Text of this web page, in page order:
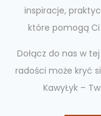
inspiracje,
które pomogą Ci
Dołącz do nas w
radości może kryć
KawyŁyk –